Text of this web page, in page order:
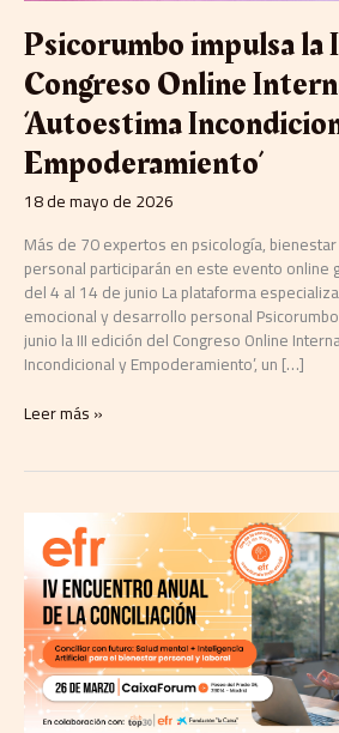
Psicorumbo impulsa la
Congreso Online
‘Autoestima
Empoderamiento’
18 de mayo de 2026
Más de 70 expertos en psicología,
personal participarán en este evento online
del 4 al 14 de junio La plataforma
emocional y desarrollo personal
junio la III edición del Congreso Online
Incondicional y Empoderamiento’, un […]
Incondicional
y
Empoderamiento’
Leer más »
Conciliar
con
futuro:
efr
analiza
el
impacto
de
la